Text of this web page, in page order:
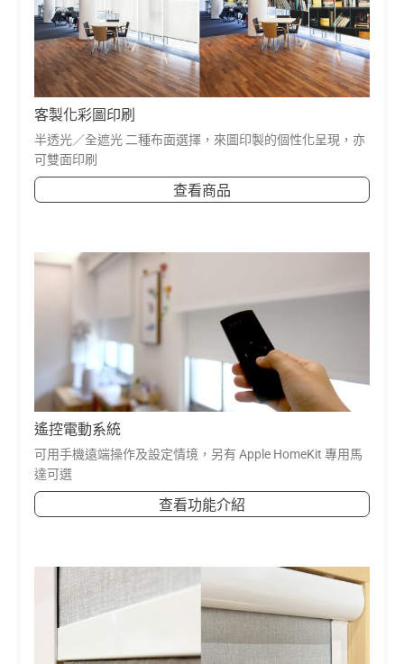
客製化彩圖印刷
半透光／全遮光 二種布面選擇，來圖印製的個性化呈現，亦
可雙面印刷
查看商品
遙控電動系統
可用手機遠端操作及設定情境，另有 Apple HomeKit 專用馬
達可選
查看功能介紹